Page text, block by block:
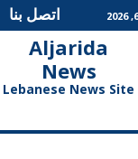
اتصل بنا
Aljarida
News
Lebanese News Site